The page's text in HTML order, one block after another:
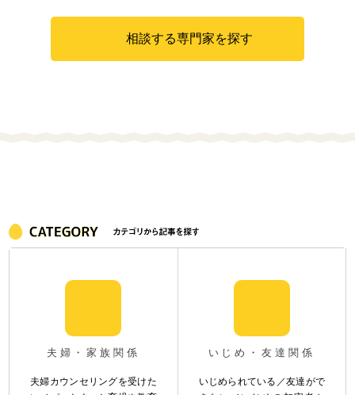
相談する専門家を探す
夫婦・家族関係
夫婦カウンセリングを受けた
いじめ・友達関係
いじめられている／友達がで